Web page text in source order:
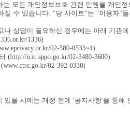
모든 개인정보보호 관련 민원을 개인정
실 수 있습니다. "당 사이트"는 "이용자"들
나 상담이 필요하신 경우에는 아래 기관
1336)
02-580-0533~4)
(http://icic.sppo.go.kr/02-3480-3600)
02-392-0330)
있을 시에는 개정 전에 '공지사항'을 통해